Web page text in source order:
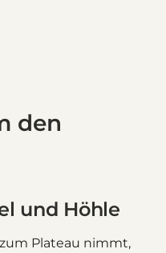
den
und Höhle
Plateau nimmt,